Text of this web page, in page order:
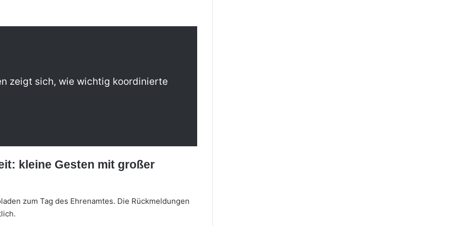
zeigt sich, wie wichtig koordinierte
kleine Gesten mit großer
zum Tag des Ehrenamtes. Die Rückmeldungen